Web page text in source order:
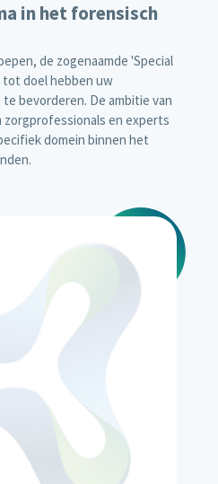
in het forensisch
de zogenaamde 'Special
tot doel hebben uw
bevorderen. De ambitie van
zorgprofessionals en experts
domein binnen het